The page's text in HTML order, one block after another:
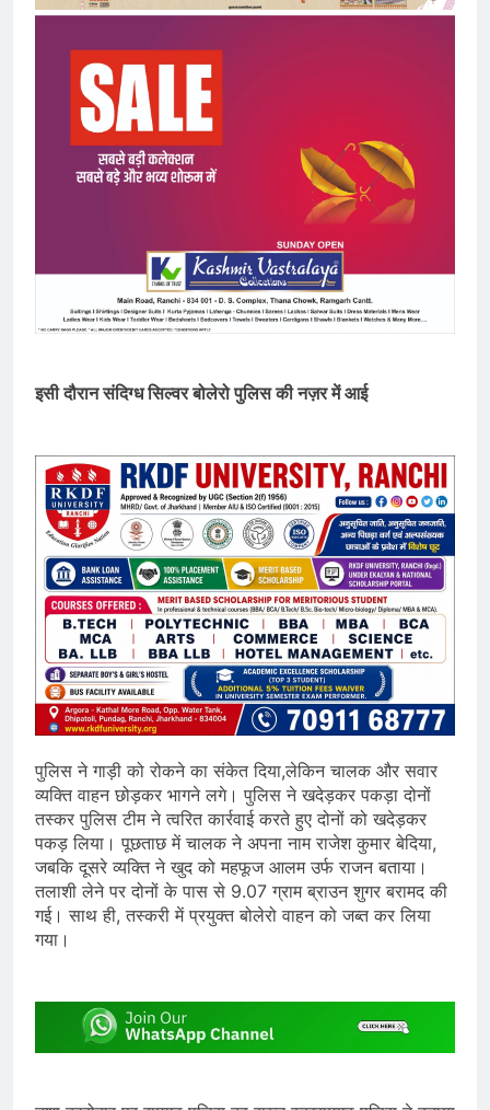
इसी दौरान संदिग्ध सिल्वर बोलेरो पुलिस की नज़र में आई
पुलिस ने गाड़ी को रोकने का संकेत दिया,लेकिन चालक और सवार
व्यक्ति वाहन छोड़कर भागने लगे। पुलिस ने खदेड़कर पकड़ा दोनों
तस्कर पुलिस टीम ने त्वरित कार्रवाई करते हुए दोनों को खदेड़कर
पकड़ लिया। पूछताछ में चालक ने अपना नाम राजेश कुमार बेदिया,
जबकि दूसरे व्यक्ति ने खुद को महफूज आलम उर्फ राजन बताया।
तलाशी लेने पर दोनों के पास से 9.07 ग्राम ब्राउन शुगर बरामद की
गई। साथ ही, तस्करी में प्रयुक्त बोलेरो वाहन को जब्त कर लिया
गया।